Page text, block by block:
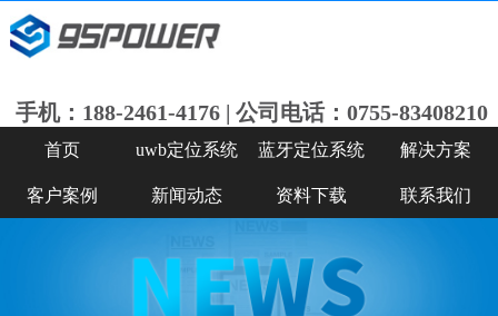
手机：188-2461-4176 | 公司电话：0755-83408210
首页 uwb定位系统 蓝牙定位系统 解决方案
客户案例 新闻动态 资料下载 联系我们